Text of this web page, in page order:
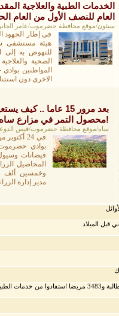
الخدمات الطبية والعلاجية
العام للنصف الأول من العام الحالي
سيئون/موقع محافظة حضرموت/عامر الجابري -الأربعاء
في إطار الجهود
هيئة مستشفى
للنهوض به إلى
الصحية
المواطنين
الاخرى دون
بعد مرور 15 عاما ..
محصول التمر في مزارع ساه بوادي حضرموت؟!
ساه/موقع محافظة حضرموت/قيس الدوعني -الخميس
فيضانات
المحاصيل
وخمسين ألف
مدير إدارة
قبل الميلاد